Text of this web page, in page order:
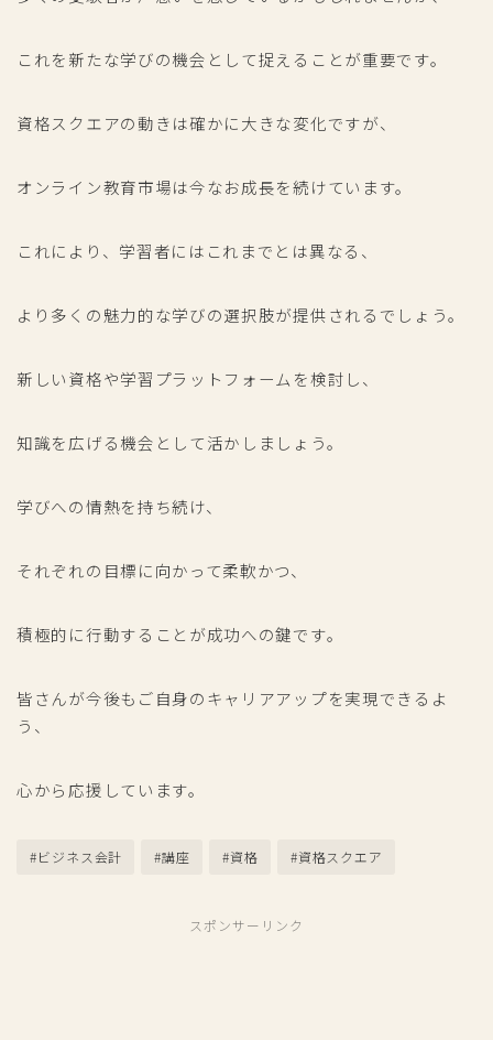
これを新たな学びの機会として捉えることが重要です。
資格スクエアの動きは確かに大きな変化ですが、
オンライン教育市場は今なお成長を続けています。
これにより、学習者にはこれまでとは異なる、
より多くの魅力的な学びの選択肢が提供されるでしょう。
新しい資格や学習プラットフォームを検討し、
知識を広げる機会として活かしましょう。
学びへの情熱を持ち続け、
それぞれの目標に向かって柔軟かつ、
積極的に行動することが成功への鍵です。
皆さんが今後もご自身のキャリアアップを実現できるよ
う、
心から応援しています。
#ビジネス会計 #講座 #資格 #資格スクエア
スポンサーリンク